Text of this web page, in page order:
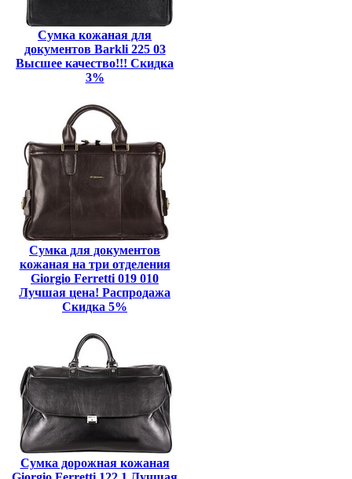
Сумка кожаная для
документов Barkli 225 03
Высшее качество!!! Скидка
3%
Сумка для документов
кожаная на три отделения
Giorgio Ferretti 019 010
Лучшая цена! Распродажа
Скидка 5%
Сумка дорожная кожаная